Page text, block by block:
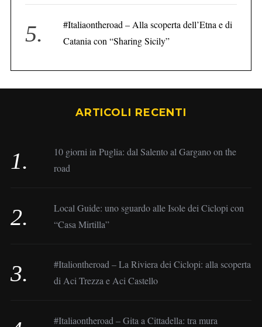
#Italiaontheroad – Alla scoperta dell’Etna e di
Catania con “Sharing Sicily”
ARTICOLI RECENTI
10 giorni in Puglia: dal Salento al Gargano on the
road
Local Guide: uno sguardo alle Isole dei Ciclopi con
“Casa Mirtilla”
#Italiontheroad – La Riviera dei Ciclopi: alla scoperta
di Aci Trezza e Aci Castello
#Italiaontheroad – Gita a Cittadella: tra mura